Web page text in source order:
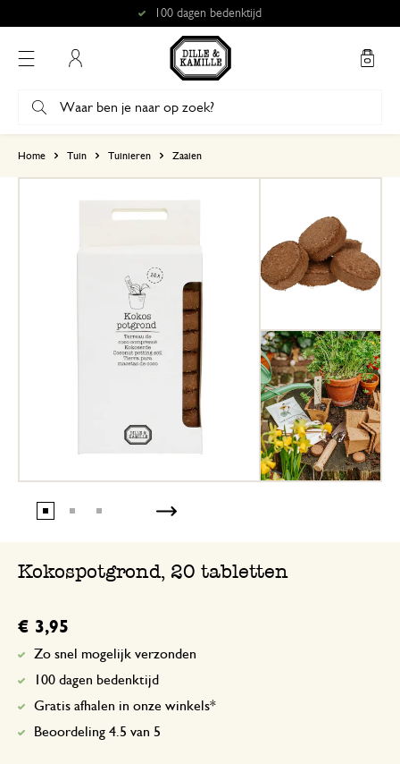
100 dagen bedenktijd
Home Tuin Tuinieren Zaaien
Kokospotgrond, 20 tabletten
€ 3,95
Zo snel mogelijk verzonden
100 dagen bedenktijd
Gratis afhalen in onze winkels*
Beoordeling 4.5 van 5